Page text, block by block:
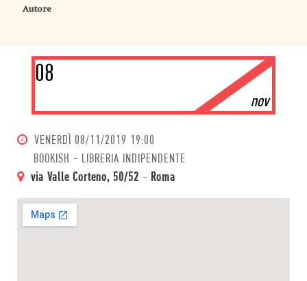
Autore
08
nov
VENERDÌ 08/11/2019 19:00
BOOKISH - LIBRERIA INDIPENDENTE
via Valle Corteno, 50/52 - Roma